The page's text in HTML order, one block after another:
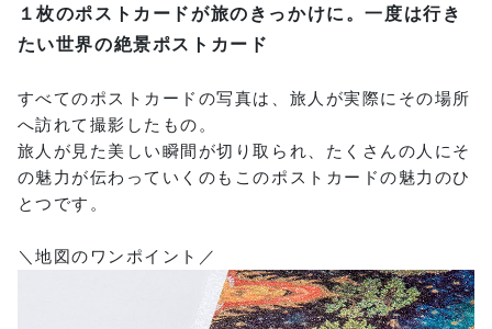
１枚のポストカードが旅のきっかけに。一度は行き
たい世界の絶景ポストカード
すべてのポストカードの写真は、旅人が実際にその場所
へ訪れて撮影したもの。
旅人が見た美しい瞬間が切り取られ、たくさんの人にそ
の魅力が伝わっていくのもこのポストカードの魅力のひ
とつです。
＼地図のワンポイント／